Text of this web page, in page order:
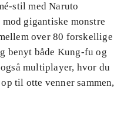
stil med Naruto
gigantiske monstre
over 80 forskellige
benyt både Kung-fu og
multiplayer, hvor du
til otte venner sammen,